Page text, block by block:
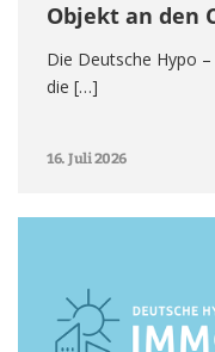
Objekt an den
Die Deutsche Hypo
die […]
16. Juli 2026